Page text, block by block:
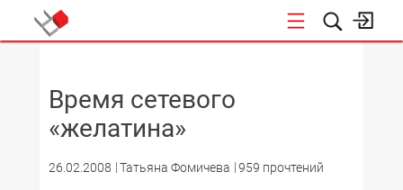
Время сетевого
«желатина»
26.02.2008 Татьяна Фомичева 959 прочтений